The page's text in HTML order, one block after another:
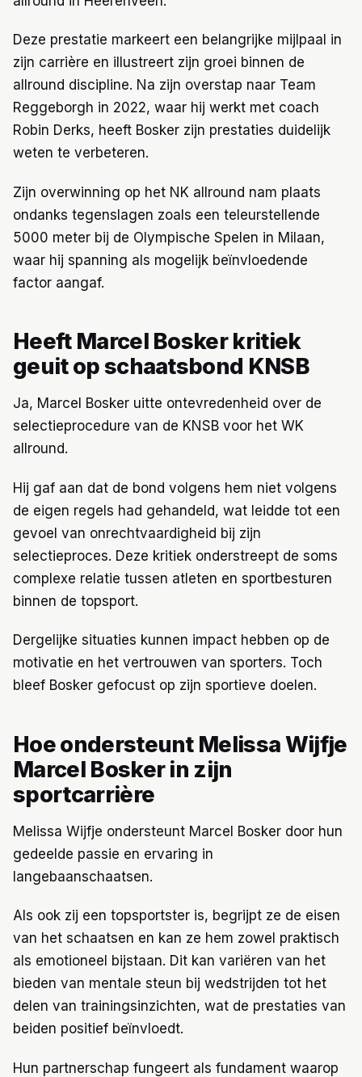
Deze prestatie markeert een belangrijke mijlpaal in
zijn carrière en illustreert zijn groei binnen de
allround discipline. Na zijn overstap naar Team
Reggeborgh in 2022, waar hij werkt met coach
Robin Derks, heeft Bosker zijn prestaties duidelijk
weten te verbeteren.
Zijn overwinning op het NK allround nam plaats
ondanks tegenslagen zoals een teleurstellende
5000 meter bij de Olympische Spelen in Milaan,
waar hij spanning als mogelijk beïnvloedende
factor aangaf.
Heeft Marcel Bosker kritiek
geuit op schaatsbond KNSB
Ja, Marcel Bosker uitte ontevredenheid over de
selectieprocedure van de KNSB voor het WK
allround.
Hij gaf aan dat de bond volgens hem niet volgens
de eigen regels had gehandeld, wat leidde tot een
gevoel van onrechtvaardigheid bij zijn
selectieproces. Deze kritiek onderstreept de soms
complexe relatie tussen atleten en sportbesturen
binnen de topsport.
Dergelijke situaties kunnen impact hebben op de
motivatie en het vertrouwen van sporters. Toch
bleef Bosker gefocust op zijn sportieve doelen.
Hoe ondersteunt Melissa Wijfje
Marcel Bosker in zijn
sportcarrière
Melissa Wijfje ondersteunt Marcel Bosker door hun
gedeelde passie en ervaring in
langebaanschaatsen.
Als ook zij een topsportster is, begrijpt ze de eisen
van het schaatsen en kan ze hem zowel praktisch
als emotioneel bijstaan. Dit kan variëren van het
bieden van mentale steun bij wedstrijden tot het
delen van trainingsinzichten, wat de prestaties van
beiden positief beïnvloedt.
Hun partnerschap fungeert als fundament waarop